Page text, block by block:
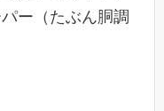
ー（たぶん胴調